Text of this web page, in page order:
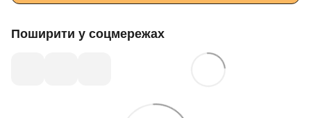
Поширити у соцмережах